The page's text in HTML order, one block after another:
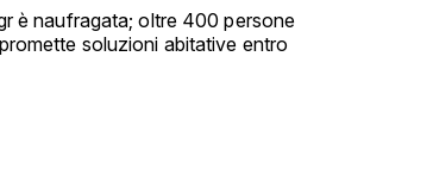
è naufragata; oltre 400 persone
soluzioni abitative entro